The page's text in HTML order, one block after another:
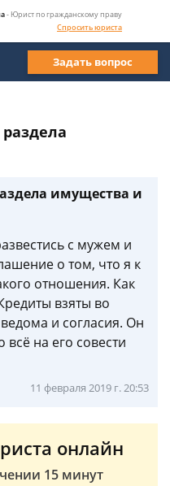
- Юрист по гражданскому праву
Спросить юриста
Задать вопрос
имущества и
с мужем и
о том, что я к
отношения. Как
взяты во
и согласия. Он
всё на его совести
11 февраля 2019 г. 20:53
онлайн
15 минут